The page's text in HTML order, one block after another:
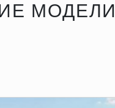
МОДЕЛИ